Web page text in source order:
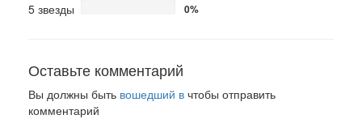
5 звезды 0%
Оставьте комментарий
Вы должны быть вошедший в чтобы отправить
комментарий